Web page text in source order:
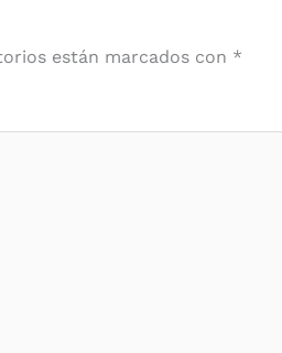
están marcados con *